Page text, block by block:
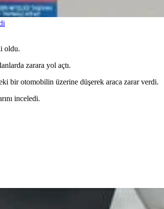
oldu.
zarara yol açtı.
bir otomobilin üzerine düşerek araca zarar verdi.
inceledi.